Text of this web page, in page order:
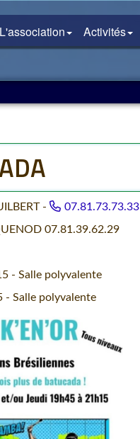
L'association Activités
-
07.81.73.73.33
07.81.39.62.29
- Salle polyvalente
- Salle polyvalente